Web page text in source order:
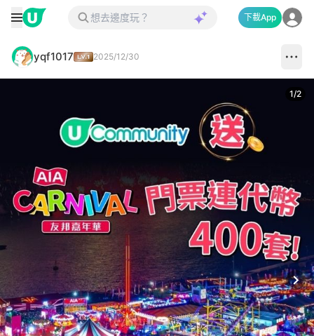
下載App
yqf1017 2025/12/30
1/2